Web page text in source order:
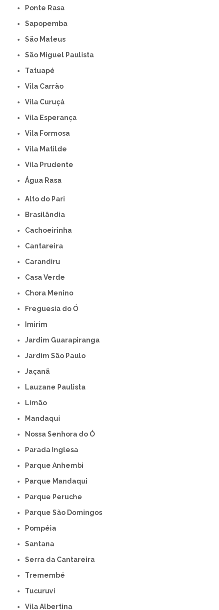
Ponte Rasa
Sapopemba
São Mateus
São Miguel Paulista
Tatuapé
Vila Carrão
Vila Curuçá
Vila Esperança
Vila Formosa
Vila Matilde
Vila Prudente
Água Rasa
Alto do Pari
Brasilândia
Cachoeirinha
Cantareira
Carandiru
Casa Verde
Chora Menino
Freguesia do Ó
Imirim
Jardim Guarapiranga
Jardim São Paulo
Jaçanã
Lauzane Paulista
Limão
Mandaqui
Nossa Senhora do Ó
Parada Inglesa
Parque Anhembi
Parque Mandaqui
Parque Peruche
Parque São Domingos
Pompéia
Santana
Serra da Cantareira
Tremembé
Tucuruvi
Vila Albertina